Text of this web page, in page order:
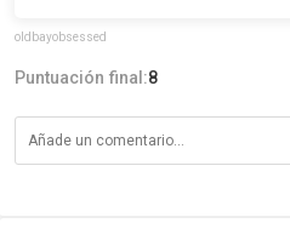
oldbayobsessed
Puntuación final:8